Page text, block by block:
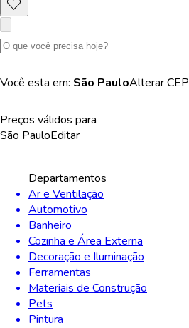
Você esta em: São PauloAlterarCEP
Preços válidos para
São PauloEditar
Departamentos
Ar e Ventilação
Automotivo
Banheiro
Cozinha e Área Externa
Decoração e Iluminação
Ferramentas
Materiais de Construção
Pets
Pintura